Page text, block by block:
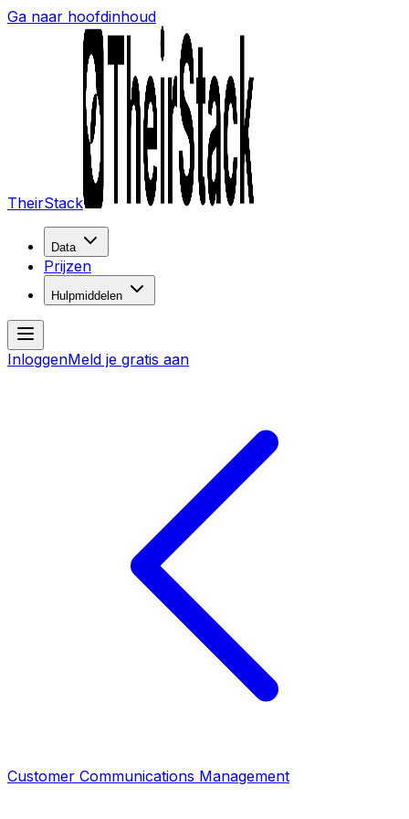
Ga naar hoofdinhoud
TheirStack
Data
Prijzen
Hulpmiddelen
InloggenMeld je gratis aan
Customer Communications Management